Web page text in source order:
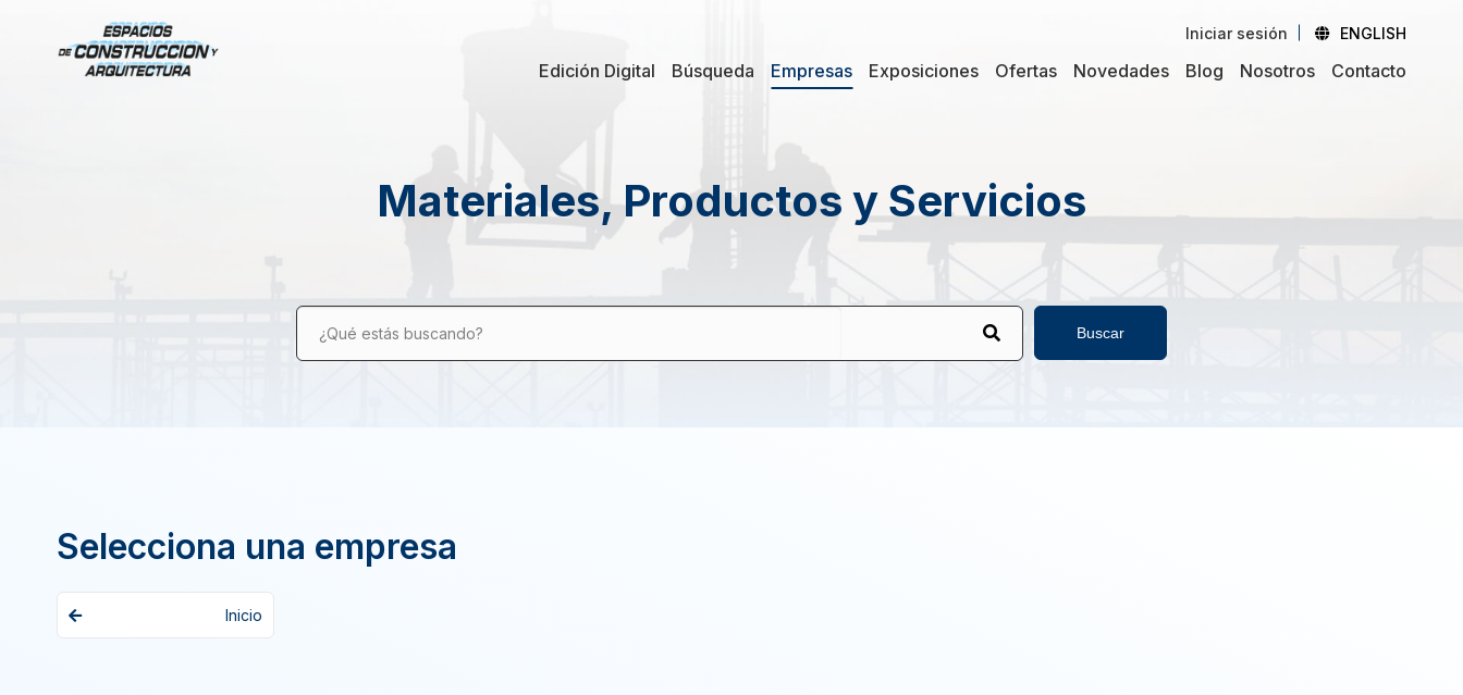
Iniciar sesión ENGLISH
Edición Digital Búsqueda Empresas Exposiciones Ofertas Novedades Blog Nosotros Contacto
Materiales, Productos y Servicios
¿Qué estás buscando? Buscar
Selecciona una empresa
Inicio